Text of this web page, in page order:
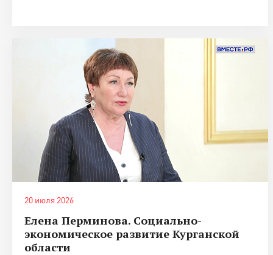
20 июля 2026
Елена Перминова. Социально-
экономическое развитие Курганской
области